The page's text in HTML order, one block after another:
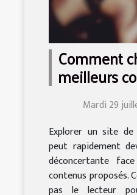
Comment
meilleurs
un site de
adultes ?
Mardi 29
Explorer un site
peut rapidement
déconcertante
contenus proposés.
pas le lecteur